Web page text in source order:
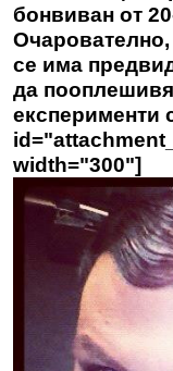
бонвиван от
се има
да
експерименти
width="300"]